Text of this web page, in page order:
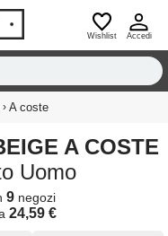
Wishlist Accedi
› A coste
A COSTE
Uomo
9 negozi
24,59 €